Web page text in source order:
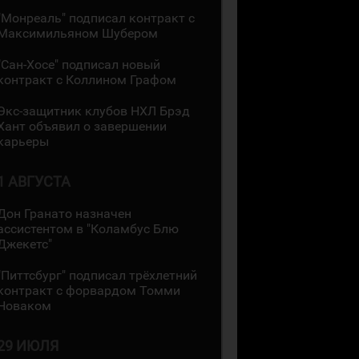
подписал контракт с
Шубером
Хосе" подписал новый
с Коллином Графом
защитник клубов НХЛ Брэд
объявил о завершении
АВГУСТА
Гранато назначен
в "Коламбус Блю
подписал трёхлетний
с форвардом Томми
ИЮЛЯ